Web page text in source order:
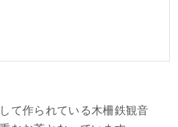
て作られている木柵鉄観音